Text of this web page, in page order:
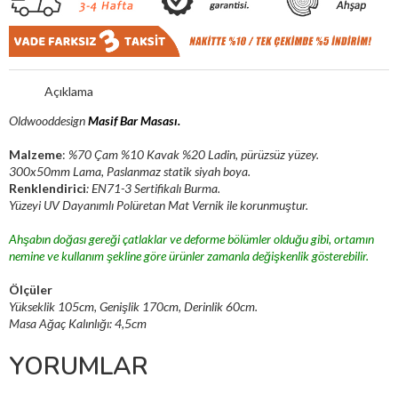
Açıklama
OldwooddesignMasifBar Masası.
Malzeme: %70 Çam %10 Kavak %20 Ladin, pürüzsüz yüzey.
300x50mm Lama, Paslanmaz statik siyah boya.
Renklendirici: EN71-3 Sertifikalı Burma.
Yüzeyi UV Dayanımlı Polüretan Mat Vernik ile korunmuştur.
Ahşabın doğası gereği çatlaklar ve deforme bölümler olduğu gibi, ortamın
nemine ve kullanım şekline göre ürünler zamanla değişkenlik gösterebilir.
Ölçüler
Yükseklik 105cm, Genişlik 170cm, Derinlik 60cm.
Masa Ağaç Kalınlığı: 4,5cm
YORUMLAR